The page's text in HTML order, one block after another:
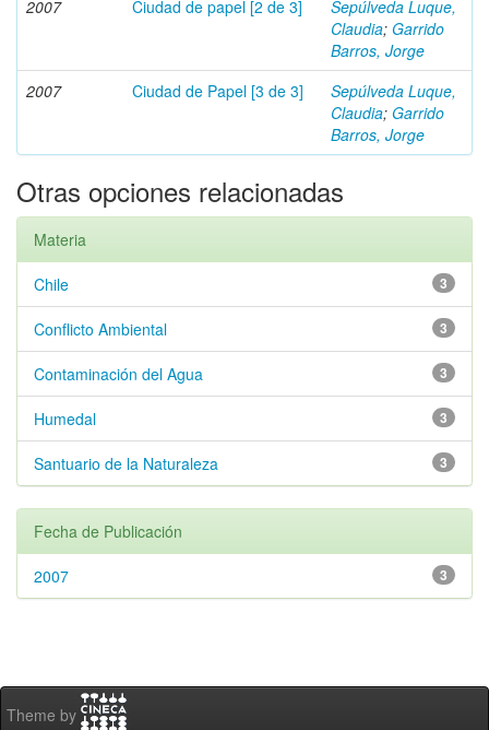
2007
Ciudad de papel [2 de 3]
Sepúlveda Luque,
Claudia; Garrido
Barros, Jorge
2007
Ciudad de Papel [3 de 3]
Sepúlveda Luque,
Claudia; Garrido
Barros, Jorge
Otras opciones relacionadas
Materia
3
Chile
3
Conflicto Ambiental
3
Contaminación del Agua
3
Humedal
3
Santuario de la Naturaleza
Fecha de Publicación
3
2007
Theme by